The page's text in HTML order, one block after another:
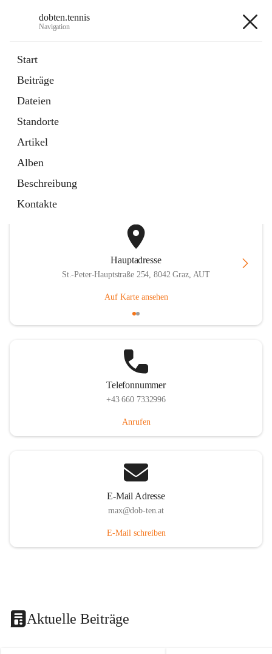
dobten.tennis
Navigation
Start
Beiträge
Dateien
Standorte
Artikel
Alben
Beschreibung
Kontakte
Externe Webseite
in
Tab
Online-Reservierung
Externe Webseite
öffnet
in
neuem
Tab
Hauptadresse
St.-Peter-Hauptstraße 254, 8042 Graz, AUT
Auf Karte ansehen
Telefonnummer
+43 660 7332996
Anrufen
E-Mail Adresse
max@dob-ten.at
E-Mail schreiben
Aktuelle Beiträge